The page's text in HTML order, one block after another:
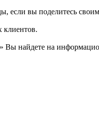
вы поделитесь
клиентов.
найдете на